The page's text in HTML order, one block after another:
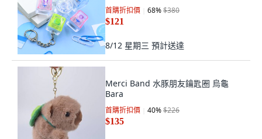
首購折扣價 68%$380
$121
8/12 星期三 預計送達
Merci Band 水豚朋友鑰匙圈 烏龜
Bara
首購折扣價 40%$226
$135